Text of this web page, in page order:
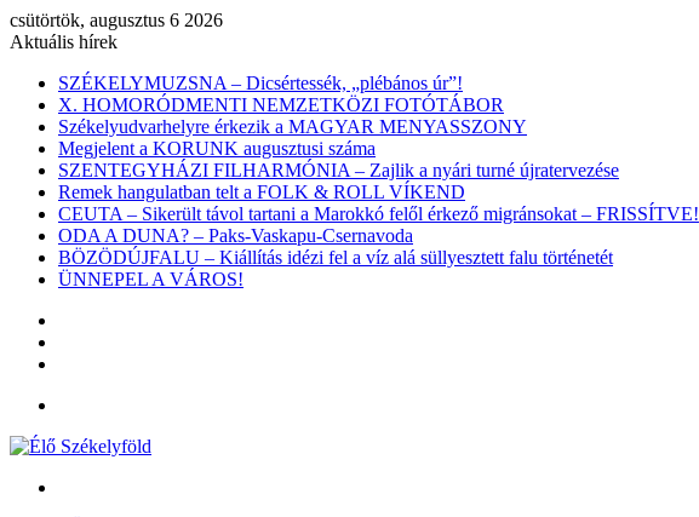
csütörtök, augusztus 6 2026
Aktuális hírek
SZÉKELYMUZSNA – Dicsértessék, „plébános úr”!
X. HOMORÓDMENTI NEMZETKÖZI FOTÓTÁBOR
Székelyudvarhelyre érkezik a MAGYAR MENYASSZONY
Megjelent a KORUNK augusztusi száma
SZENTEGYHÁZI FILHARMÓNIA – Zajlik a nyári turné újratervezése
Remek hangulatban telt a FOLK & ROLL VÍKEND
CEUTA – Sikerült távol tartani a Marokkó felől érkező migránsokat – FRISSÍTVE!
ODA A DUNA? – Paks-Vaskapu-Csernavoda
BÖZÖDÚJFALU – Kiállítás idézi fel a víz alá süllyesztett falu történetét
ÜNNEPEL A VÁROS!